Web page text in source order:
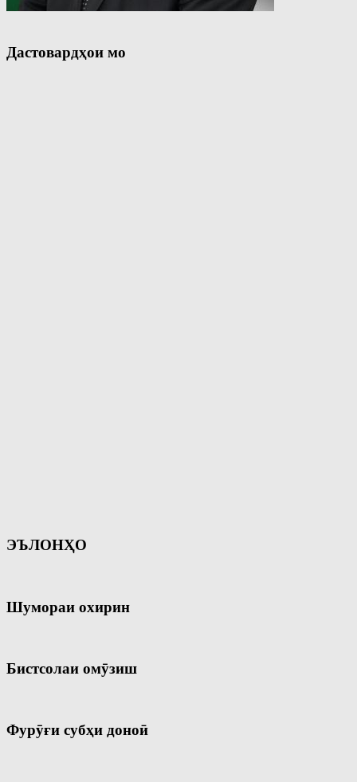
Дастовардҳои мо
ЭЪЛОНҲО
Шумораи охирин
Бистсолаи омӯзиш
Фурӯғи субҳи доноӣ